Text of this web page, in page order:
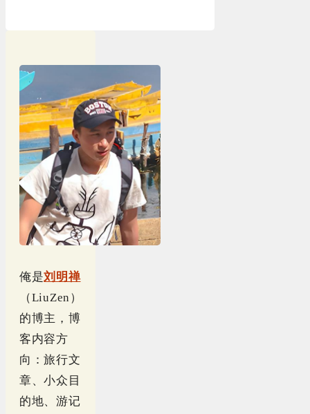
俺是刘明禅
（LiuZen）
的博主，博
客内容方
向：旅行文
章、小众目
的地、游记